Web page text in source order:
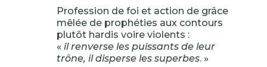
Profession de foi et action de grâce
mêlée de prophéties aux contours
plutôt hardis voire violents :
« il renverse les puissants de leur
trône, il disperse les superbes. »